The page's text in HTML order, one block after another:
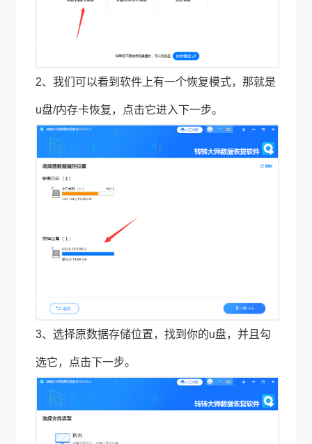
2、我们可以看到软件上有一个恢复模式，那就是
u盘/内存卡恢复，点击它进入下一步。
3、选择原数据存储位置，找到你的u盘，并且勾
选它，点击下一步。